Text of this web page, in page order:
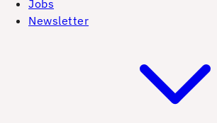
Jobs
Newsletter